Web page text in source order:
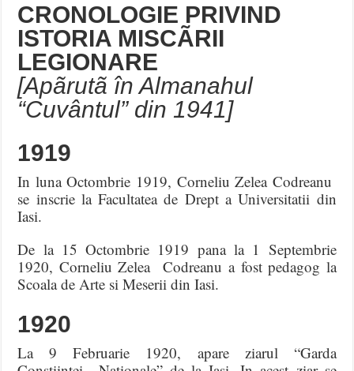
CRONOLOGIE PRIVIND
ISTORIA MISCÃRII
LEGIONARE
[Apãrutã în Almanahul
“Cuvântul” din 1941]
1919
In luna Octombrie 1919, Corneliu Zelea Codreanu
se inscrie la Facultatea de Drept a Universitatii din
Iasi.
De la 15 Octombrie 1919 pana la 1 Septembrie
1920, Corneliu Zelea Codreanu a fost pedagog la
Scoala de Arte si Meserii din Iasi.
1920
La 9 Februarie 1920, apare ziarul “Garda